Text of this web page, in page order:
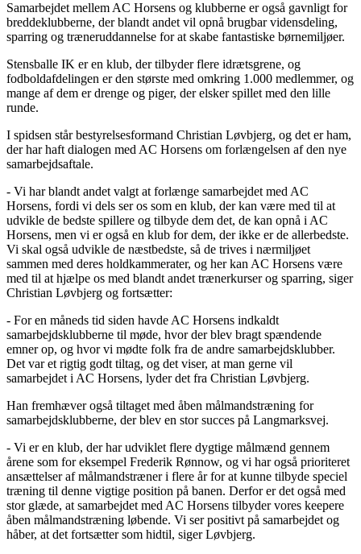
Samarbejdet mellem AC Horsens og klubberne er også gavnligt for
breddeklubberne, der blandt andet vil opnå brugbar vidensdeling,
sparring og træneruddannelse for at skabe fantastiske børnemiljøer.
Stensballe IK er en klub, der tilbyder flere idrætsgrene, og
fodboldafdelingen er den største med omkring 1.000 medlemmer, og
mange af dem er drenge og piger, der elsker spillet med den lille
runde.
I spidsen står bestyrelsesformand Christian Løvbjerg, og det er ham,
der har haft dialogen med AC Horsens om forlængelsen af den nye
samarbejdsaftale.
- Vi har blandt andet valgt at forlænge samarbejdet med AC
Horsens, fordi vi dels ser os som en klub, der kan være med til at
udvikle de bedste spillere og tilbyde dem det, de kan opnå i AC
Horsens, men vi er også en klub for dem, der ikke er de allerbedste.
Vi skal også udvikle de næstbedste, så de trives i nærmiljøet
sammen med deres holdkammerater, og her kan AC Horsens være
med til at hjælpe os med blandt andet trænerkurser og sparring, siger
Christian Løvbjerg og fortsætter:
- For en måneds tid siden havde AC Horsens indkaldt
samarbejdsklubberne til møde, hvor der blev bragt spændende
emner op, og hvor vi mødte folk fra de andre samarbejdsklubber.
Det var et rigtig godt tiltag, og det viser, at man gerne vil
samarbejdet i AC Horsens, lyder det fra Christian Løvbjerg.
Han fremhæver også tiltaget med åben målmandstræning for
samarbejdsklubberne, der blev en stor succes på Langmarksvej.
- Vi er en klub, der har udviklet flere dygtige målmænd gennem
årene som for eksempel Frederik Rønnow, og vi har også prioriteret
ansættelser af målmandstræner i flere år for at kunne tilbyde speciel
træning til denne vigtige position på banen. Derfor er det også med
stor glæde, at samarbejdet med AC Horsens tilbyder vores keepere
åben målmandstræning løbende. Vi ser positivt på samarbejdet og
håber, at det fortsætter som hidtil, siger Løvbjerg.